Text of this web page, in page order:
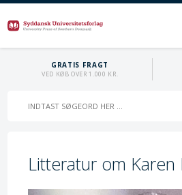
GRATIS FRAGT
VED KØB OVER 1.000 KR.
Litteratur om Karen